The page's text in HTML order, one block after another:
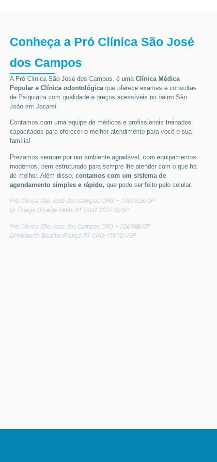
Conheça a Pró Clínica São José
dos Campos
A Pró Clínica São José dos Campos, é uma Clínica Médica
Popular e Clínica odontológicaque oferece exames e consultas
de Psiquiatracom qualidade e preços acessíveis no bairro São
João em Jacareí.
Contamos com uma equipe de médicos e profissionais treinados
capacitados para oferecer o melhor atendimento para você e sua
família!
Prezamos sempre por um ambiente agradável, com equipamentos
modernos, bem estruturado para sempre lhe atender com o que há
de melhor. Além disso, contamos com um sistema de
agendamento simples e rápido, que pode ser feito pelo celular.
Pró Clínica São José dos Campos CRM – 1007528/SP
Dr.Thiago Oliveira Belini RT CRM-203770/SP
Pró Clínica São José dos Campos CRO – 026988/SP
Dr.Helberth Bicalho França RT CRO-150121/SP